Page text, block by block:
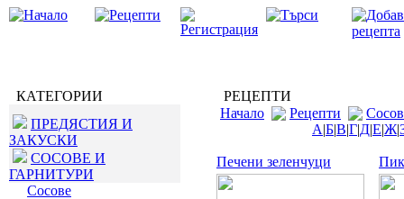
КАТЕГОРИИ
ПРЕДЯСТИЯ И
ЗАКУСКИ
СОСОВЕ И
ГАРНИТУРИ
Сосове
РЕЦЕПТИ
Начало
Рецепти
А|Б|В|Г|Д|Е|Ж|
Печени зеленчуци